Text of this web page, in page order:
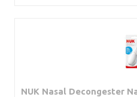
NUK Nasal Decongester